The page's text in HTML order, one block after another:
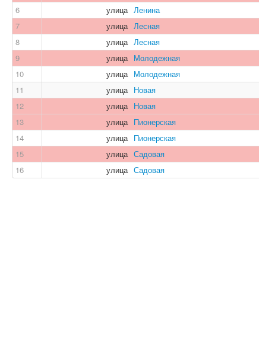
6
улица Ленина
7
улица Лесная
8
улица Лесная
9
улица Молодежная
10
улица Молодежная
11
улица Новая
12
улица Новая
13
улица Пионерская
14
улица Пионерская
15
улица Садовая
16
улица Садовая